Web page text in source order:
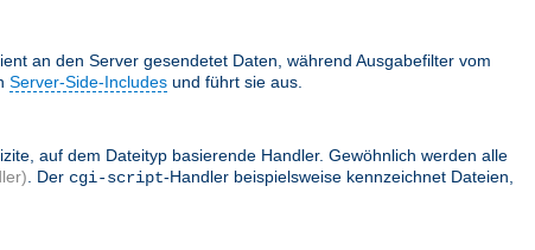
an den Server gesendetet Daten, während Ausgabefilter vom
Server-Side-Includes und führt sie aus.
auf dem Dateityp basierende Handler. Gewöhnlich werden alle
. Der cgi-script-Handler beispielsweise kennzeichnet Dateien,